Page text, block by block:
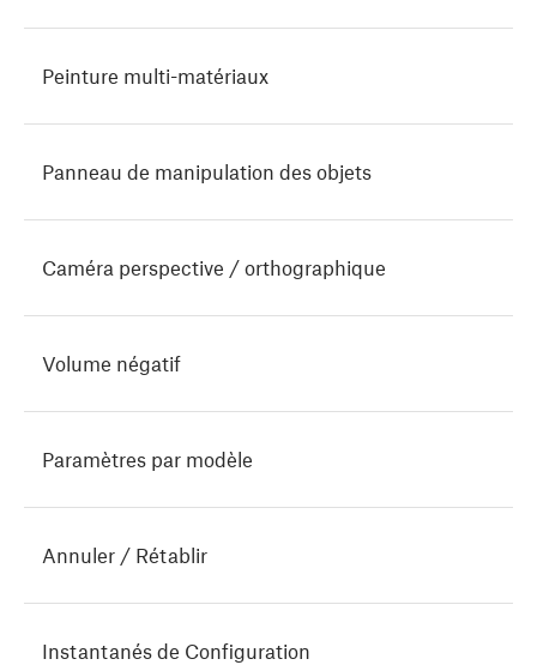
Peinture multi-matériaux
Panneau de manipulation des objets
Caméra perspective / orthographique
Volume négatif
Paramètres par modèle
Annuler / Rétablir
Instantanés de Configuration